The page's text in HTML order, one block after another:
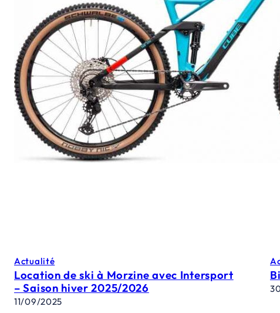
Actualité
Location de ski à Morzine avec Intersport
– Saison hiver 2025/2026
11/09/2025